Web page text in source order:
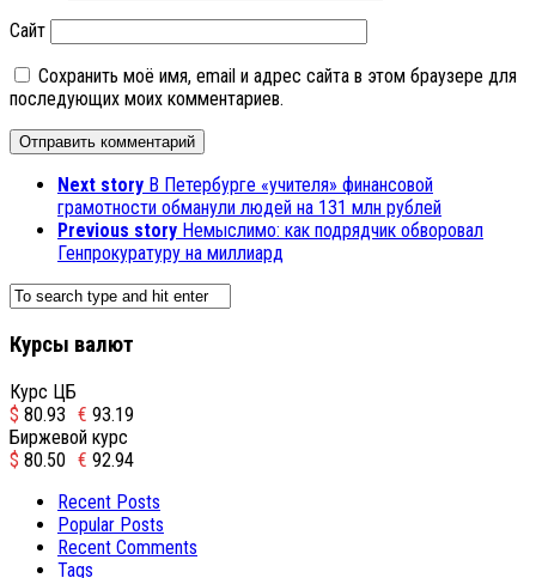
Сайт
Сохранить моё имя, email и адрес сайта в этом браузере для
последующих моих комментариев.
Next story В Петербурге «учителя» финансовой
грамотности обманули людей на 131 млн рублей
Previous story Немыслимо: как подрядчик обворовал
Генпрокуратуру на миллиард
Курсы валют
Курс ЦБ
$ 80.93 € 93.19
Биржевой курс
$ 80.50 € 92.94
Recent Posts
Popular Posts
Recent Comments
Tags